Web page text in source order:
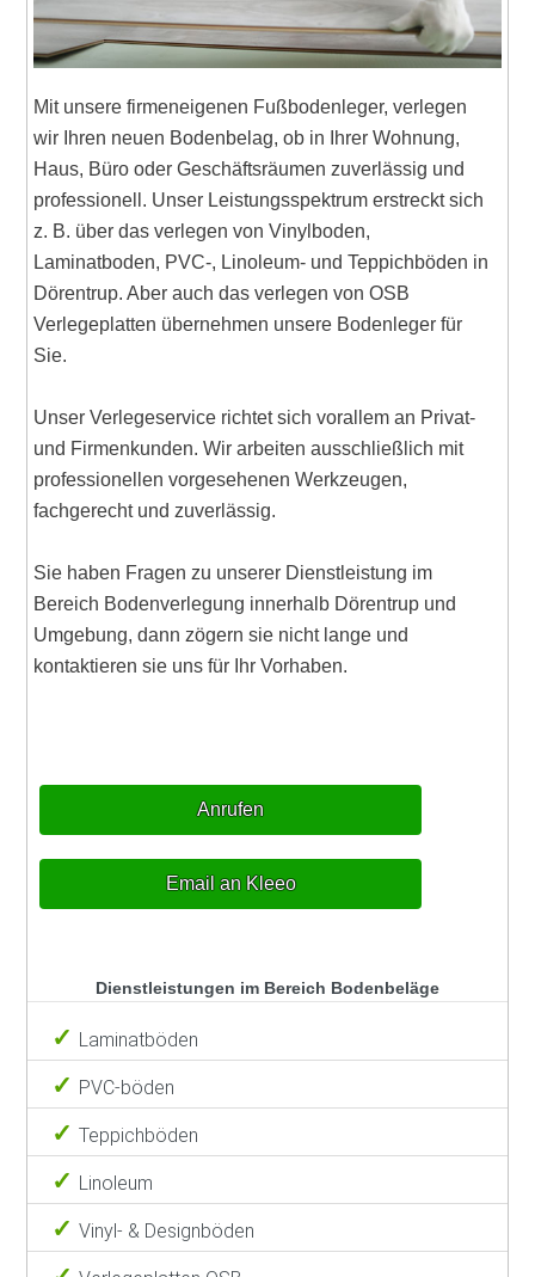
Mit unsere firmeneigenen Fußbodenleger, verlegen
wir Ihren neuen Bodenbelag, ob in Ihrer Wohnung,
Haus, Büro oder Geschäftsräumen zuverlässig und
professionell. Unser Leistungsspektrum erstreckt sich
z. B. über das verlegen von Vinylboden,
Laminatboden, PVC-, Linoleum- und Teppichböden in
Dörentrup. Aber auch das verlegen von OSB
Verlegeplatten übernehmen unsere Bodenleger für
Sie.
Unser Verlegeservice richtet sich vorallem an Privat-
und Firmenkunden. Wir arbeiten ausschließlich mit
professionellen vorgesehenen Werkzeugen,
fachgerecht und zuverlässig.
Sie haben Fragen zu unserer Dienstleistung im
Bereich Bodenverlegung innerhalb Dörentrup und
Umgebung, dann zögern sie nicht lange und
kontaktieren sie uns für Ihr Vorhaben.
Anrufen
Email an Kleeo
Dienstleistungen im Bereich Bodenbeläge
Laminatböden
PVC-böden
Teppichböden
Linoleum
Vinyl- & Designböden